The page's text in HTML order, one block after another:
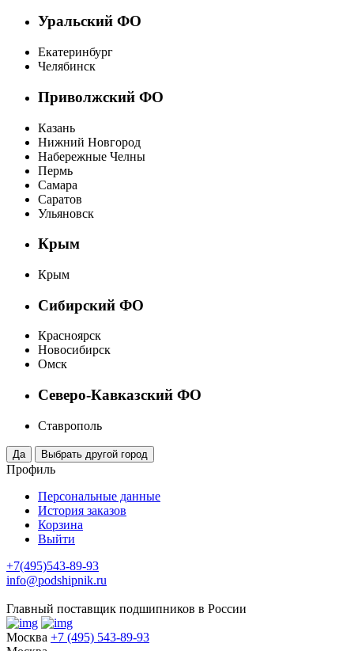
Уральский ФО
Екатеринбург
Челябинск
Приволжский ФО
Казань
Нижний Новгород
Набережные Челны
Пермь
Самара
Саратов
Ульяновск
Крым
Крым
Сибирский ФО
Красноярск
Новосибирск
Омск
Северо-Кавказский ФО
Ставрополь
Профиль
Персональные данные
История заказов
Корзина
Выйти
+7(495)543-89-93
info@podshipnik.ru
Главный поставщик подшипников в России
Москва +7 (495) 543-89-93